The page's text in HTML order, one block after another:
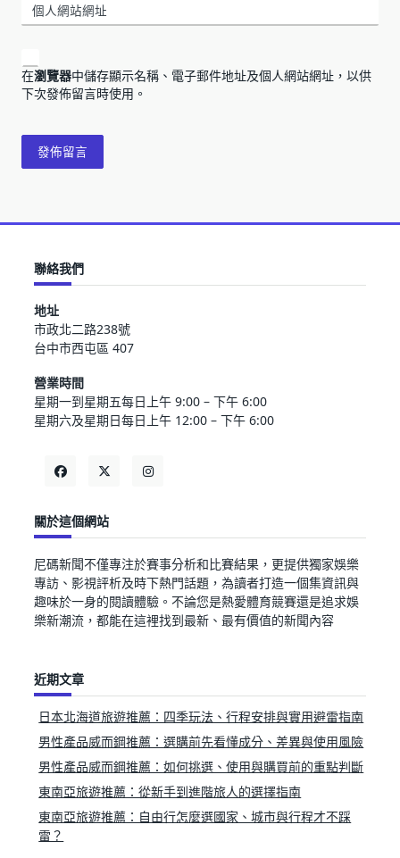
個人網站網址
在瀏覽器中儲存顯示名稱、電子郵件地址及個人網站網址，以供
下次發佈留言時使用。
聯絡我們
地址
市政北二路238號
台中市西屯區 407
營業時間
星期一到星期五每日上午 9:00 – 下午 6:00
星期六及星期日每日上午 12:00 – 下午 6:00
關於這個網站
尼碼新聞不僅專注於賽事分析和比賽結果，更提供獨家娛樂
專訪、影視評析及時下熱門話題，為讀者打造一個集資訊與
趣味於一身的閱讀體驗。不論您是熱愛體育競賽還是追求娛
樂新潮流，都能在這裡找到最新、最有價值的新聞內容
近期文章
日本北海道旅遊推薦：四季玩法、行程安排與實用避雷指南
男性產品威而鋼推薦：選購前先看懂成分、差異與使用風險
男性產品威而鋼推薦：如何挑選、使用與購買前的重點判斷
東南亞旅遊推薦：從新手到進階旅人的選擇指南
東南亞旅遊推薦：自由行怎麼選國家、城市與行程才不踩
雷？